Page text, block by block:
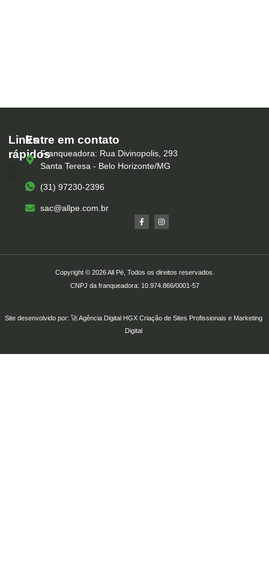
Links
rápidos
Entre em contato
Franqueadora: Rua Divinopolis, 293
Santa Teresa - Belo Horizonte/MG
(31) 97230-2396
sac@allpe.com.br
Copyright © 2026 All Pé, Todos os direitos reservados.
CNPJ da franqueadora: 10.974.866/0001-57
Site desenvolvido por: 🚀Agência Digital HGXCriação de Sites Profissionaise Marketing
Digital